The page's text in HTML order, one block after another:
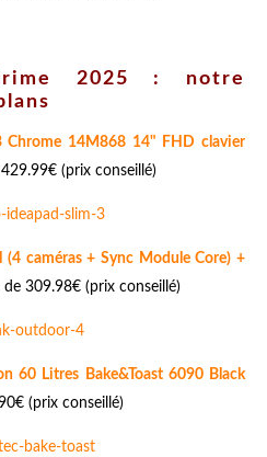
2025 : notre
Chrome 14M868 14" FHD clavier
(prix conseillé)
caméras + Sync Module Core) +
de 309.98€ (prix conseillé)
60 Litres Bake&Toast 6090 Black
(prix conseillé)